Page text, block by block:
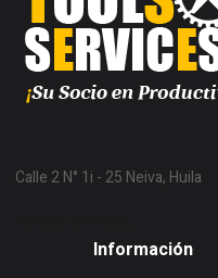
Calle 2 N° 1i - 25 Neiva, Huila
Información